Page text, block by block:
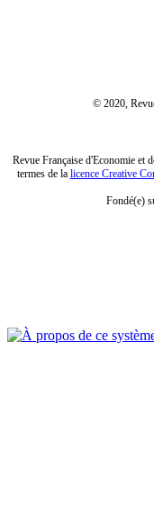
© 2020,
Revue Française d'Economie et
termes de la licence Creative
Fondé(e)